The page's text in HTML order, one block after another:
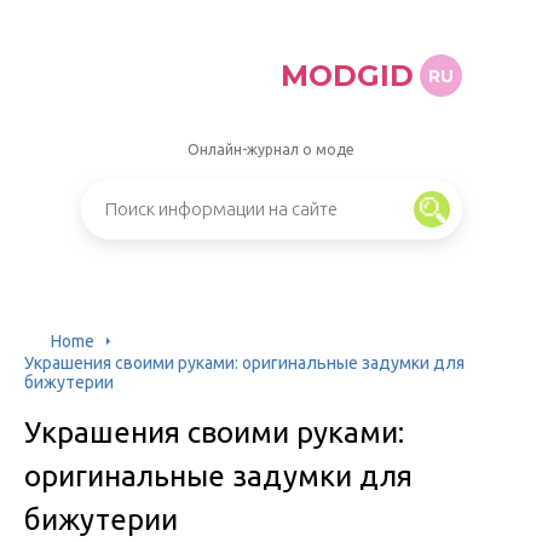
MODGID RU
Онлайн-журнал о моде
Home
Украшения своими руками: оригинальные задумки для
бижутерии
Украшения своими руками:
оригинальные задумки для
бижутерии